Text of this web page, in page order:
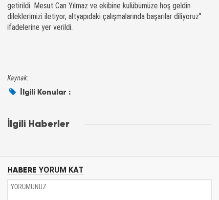
getirildi. Mesut Can Yılmaz ve ekibine kulübümüze hoş geldin
dileklerimizi iletiyor, altyapıdaki çalışmalarında başarılar diliyoruz"
ifadelerine yer verildi.
Kaynak:
İlgili Konular :
İlgili Haberler
HABERE YORUM KAT